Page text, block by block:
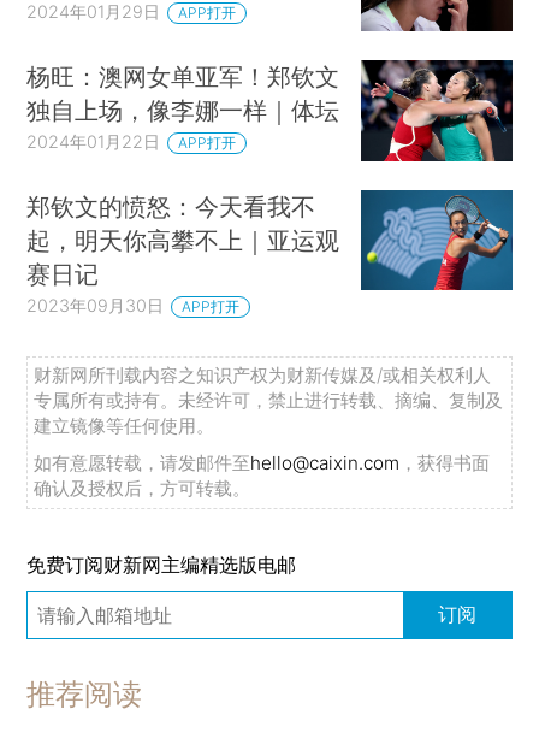
2024年01月29日 APP打开
杨旺：澳网女单亚军！郑钦文
独自上场，像李娜一样｜体坛
2024年01月22日 APP打开
郑钦文的愤怒：今天看我不
起，明天你高攀不上｜亚运观
赛日记
2023年09月30日 APP打开
财新网所刊载内容之知识产权为财新传媒及/或相关权利人
专属所有或持有。未经许可，禁止进行转载、摘编、复制及
建立镜像等任何使用。
如有意愿转载，请发邮件至hello@caixin.com ，获得书面
确认及授权后，方可转载。
免费订阅财新网主编精选版电邮
订阅
推荐阅读